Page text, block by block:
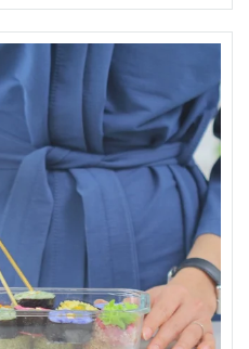
uống xanh như thế nào để